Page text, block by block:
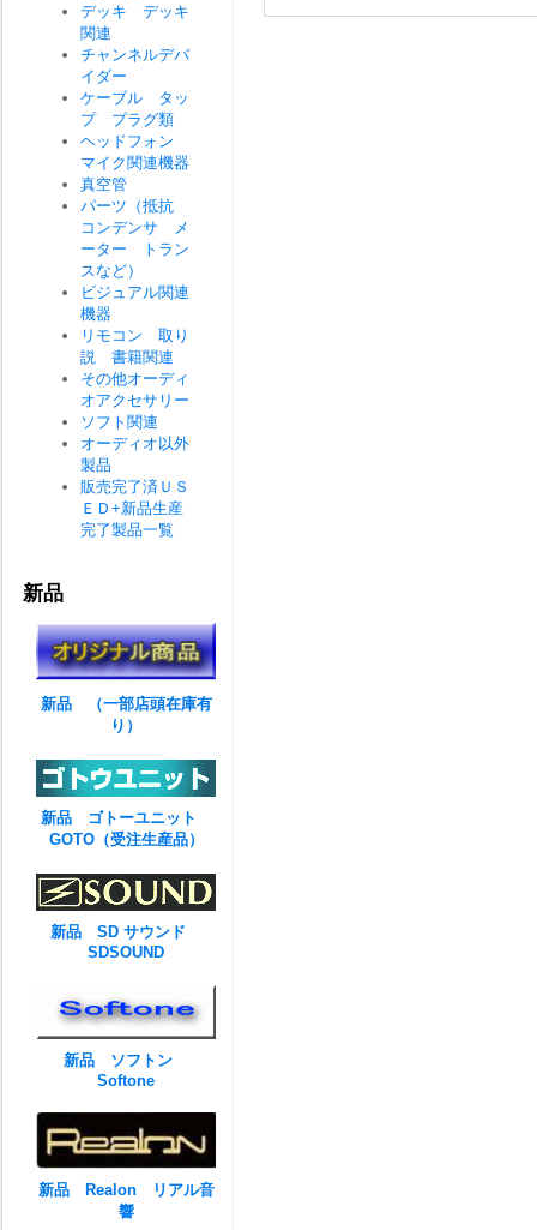
デッキ デッキ
関連
チャンネルデバ
イダー
ケーブル タッ
プ プラグ類
ヘッドフォン
マイク関連機器
真空管
パーツ（抵抗
コンデンサ メ
ーター トラン
スなど）
ビジュアル関連
機器
リモコン 取り
説 書籍関連
その他オーディ
オアクセサリー
ソフト関連
オーディオ以外
製品
販売完了済ＵＳ
ＥＤ+新品生産
完了製品一覧
新品
新品 （一部店頭在庫有
り）
新品 ゴトーユニット
GOTO（受注生産品）
新品 SD サウンド
SDSOUND
新品 ソフトン
Softone
新品 Realon リアル音
響